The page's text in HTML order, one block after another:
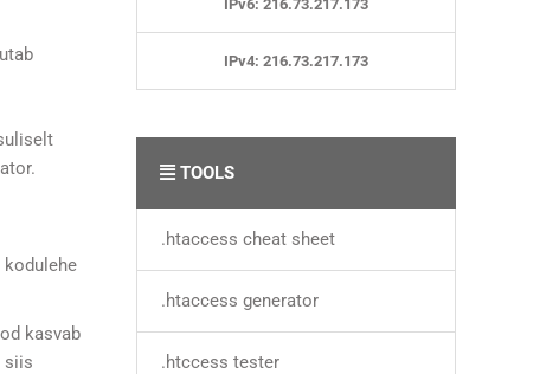
kasvab
siis
IPv6: 216.73.217.173
IPv4: 216.73.217.173
TOOLS
.htaccess cheat sheet
.htaccess generator
.htccess tester